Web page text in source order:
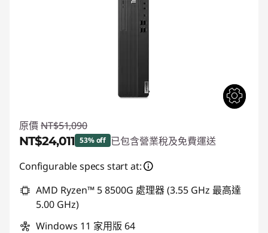
原價 NT$51,090
NT$24,011 53% off 已包含營業稅及免費運送
即時折扣： :-NT$27,079
Configurable specs start at:
AMD Ryzen™ 5 8500G 處理器 (3.55 GHz 最高達
5.00 GHz)
Windows 11 家用版 64